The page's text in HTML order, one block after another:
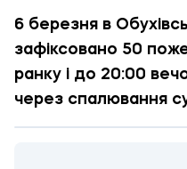
6 березня в
зафіксовано 50
ранку і до 20:00
через спалювання